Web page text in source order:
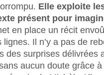
Elle exploite
présent pour
en place un récit
lignes. Il n’y a pas de
des surprises délivrées
aucun doute grâce